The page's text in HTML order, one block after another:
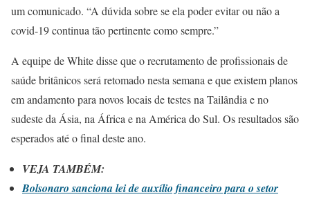
um comunicado. “A dúvida sobre se ela poder evitar ou não a
covid-19 continua tão pertinente como sempre.”
A equipe de White disse que o recrutamento de profissionais de
saúde britânicos será retomado nesta semana e que existem planos
em andamento para novos locais de testes na Tailândia e no
sudeste da Ásia, na África e na América do Sul. Os resultados são
esperados até o final deste ano.
VEJA TAMBÉM:
Bolsonaro sanciona lei de auxílio financeiro para o setor